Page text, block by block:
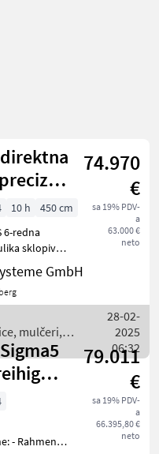
74.970
€
sa 19% PDV-
a
63.000 €
neto
10 h
450 cm
6-redna
sklopivi
-
4, 5 m
- hidra
GmbH
mulčeri,
i dr) /
28-02-
2025
06:32
79.011
€
sa 19% PDV-
a
66.395,80 €
neto
- Rahmen